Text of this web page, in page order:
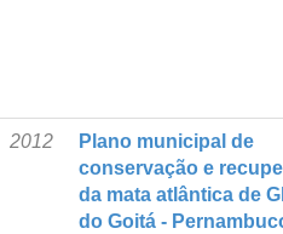
2012
Plano municipal de
conservação e
da mata atlântica de
do Goitá -